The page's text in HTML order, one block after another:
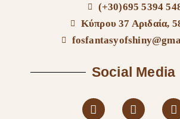
(+30)695 5394
Κύπρου 37 Αριδαία,
Social Media